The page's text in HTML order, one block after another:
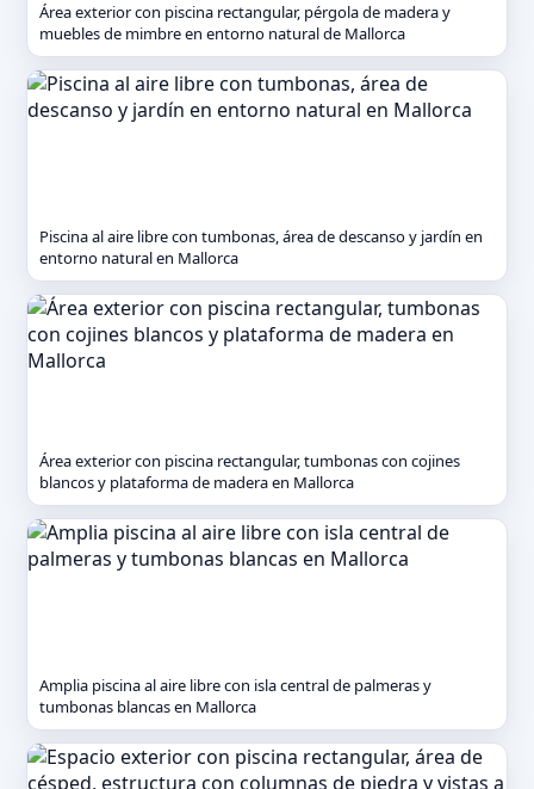
Área exterior con piscina rectangular, pérgola de madera y
muebles de mimbre en entorno natural de Mallorca
Piscina al aire libre con tumbonas, área de descanso y jardín en
entorno natural en Mallorca
Área exterior con piscina rectangular, tumbonas con cojines
blancos y plataforma de madera en Mallorca
Amplia piscina al aire libre con isla central de palmeras y
tumbonas blancas en Mallorca